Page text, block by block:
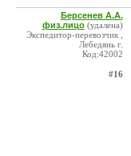
Берсенев А.А.
физ.лицо (удалена)
Экспедитор-перевозчик ,
Лебедянь г.
Код:42002
#16